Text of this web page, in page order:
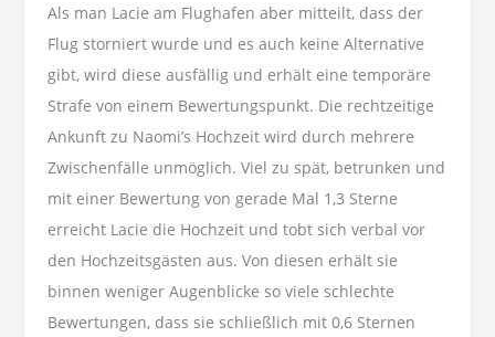
Als man Lacie am Flughafen aber mitteilt, dass der
Flug storniert wurde und es auch keine Alternative
gibt, wird diese ausfällig und erhält eine temporäre
Strafe von einem Bewertungspunkt. Die rechtzeitige
Ankunft zu Naomi’s Hochzeit wird durch mehrere
Zwischenfälle unmöglich. Viel zu spät, betrunken und
mit einer Bewertung von gerade Mal 1,3 Sterne
erreicht Lacie die Hochzeit und tobt sich verbal vor
den Hochzeitsgästen aus. Von diesen erhält sie
binnen weniger Augenblicke so viele schlechte
Bewertungen, dass sie schließlich mit 0,6 Sternen